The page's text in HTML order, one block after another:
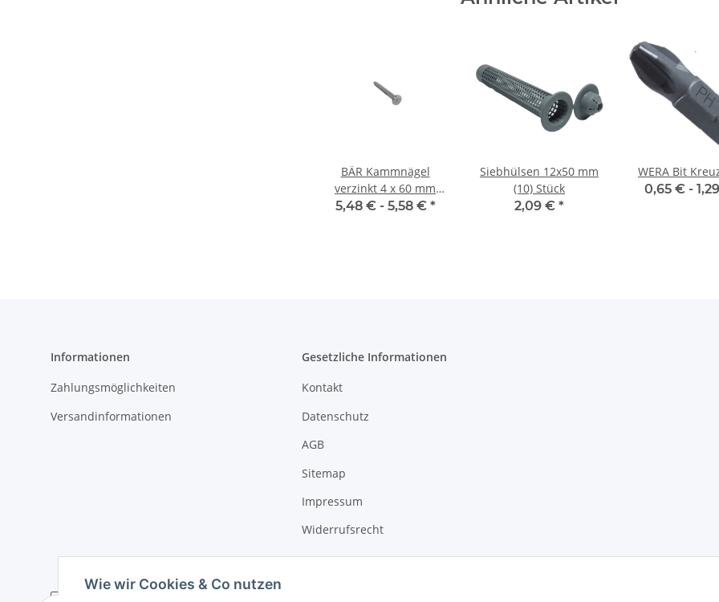
BÄR Kammnägel
verzinkt 4 x 60 mm
(250) Stück
5,48 € - 5,58 € *
Siebhülsen 12x50 mm
(10) Stück
2,09 € *
WERA Bit
0,65 € -
Informationen
Zahlungsmöglichkeiten
Versandinformationen
Gesetzliche Informationen
Kontakt
Datenschutz
AGB
Sitemap
Impressum
Widerrufsrecht
Wie wir Cookies & Co nutzen